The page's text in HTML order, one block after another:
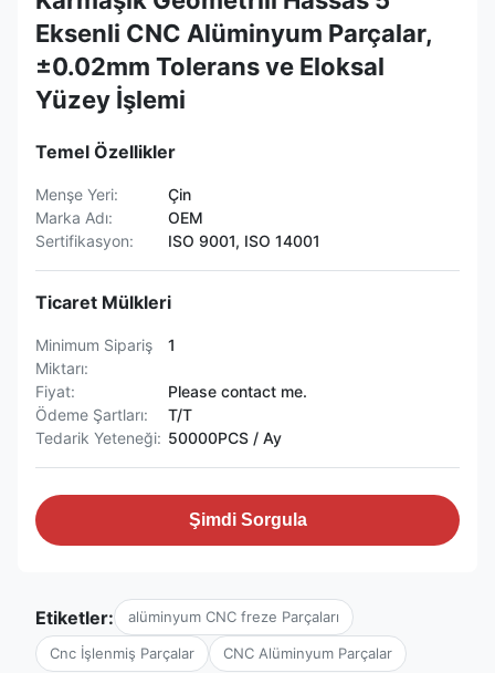
Eksenli CNC Alüminyum Parçalar,
±0.02mm Tolerans ve Eloksal
Yüzey İşlemi
Temel Özellikler
Menşe Yeri:
Çin
Marka Adı:
OEM
Sertifikasyon:
ISO 9001, ISO 14001
Ticaret Mülkleri
Minimum Sipariş
Miktarı:
1
Fiyat:
Please contact me.
Ödeme Şartları:
T/T
Tedarik Yeteneği: 50000PCS / Ay
Şimdi Sorgula
Etiketler: alüminyum CNC freze Parçaları
Cnc İşlenmiş Parçalar CNC Alüminyum Parçalar